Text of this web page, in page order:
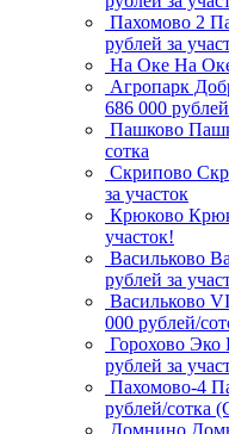
Пахомово 2
рублей за
На Оке На
Агропарк
686 000
Пашково
сотка
Скрипово
за участок
Крюково
участок!
Васильково
рублей за
Васильково
000 рублей/
Горохово Эко
рублей за
Пахомово-4
рублей/сотка
Домнино